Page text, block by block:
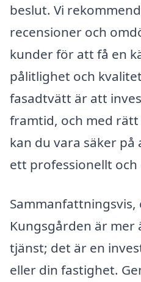
beslut. Vi
recensioner och
kunder för att få en
pålitlighet och
fasadtvätt är att
framtid, och med
kan du vara säker
ett professionellt
Kungsgården är mer
tjänst; det är en
eller din fastighet.